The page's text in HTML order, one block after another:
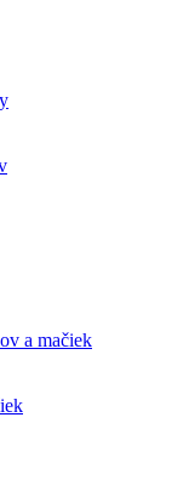
a mačiek